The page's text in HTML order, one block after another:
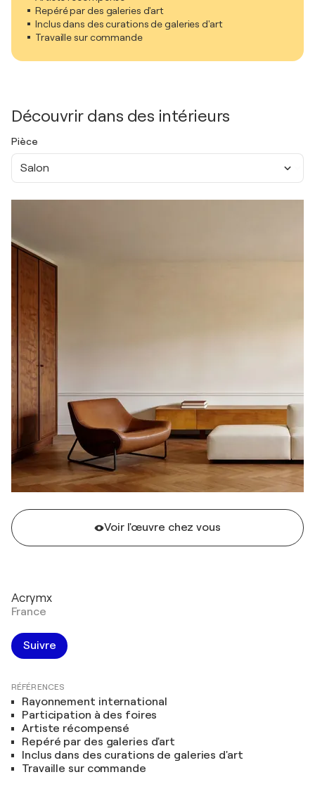
Repéré par des galeries d'art
Inclus dans des curations de galeries d'art
Travaille sur commande
Découvrir dans des intérieurs
Pièce
Salon
Voir l'œuvre chez vous
Acrymx
France
Suivre
RÉFÉRENCES
Rayonnement international
Participation à des foires
Artiste récompensé
Repéré par des galeries d'art
Inclus dans des curations de galeries d'art
Travaille sur commande